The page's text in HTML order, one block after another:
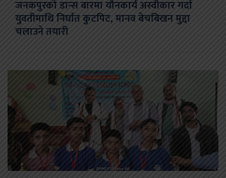
जनकपुरको डान्स बारमा यौनकार्य अस्वीकार गर्दा
युवतीमाथि निर्घात कुटपिट, मानव बेचबिखन मुद्दा
चलाउने तयारी